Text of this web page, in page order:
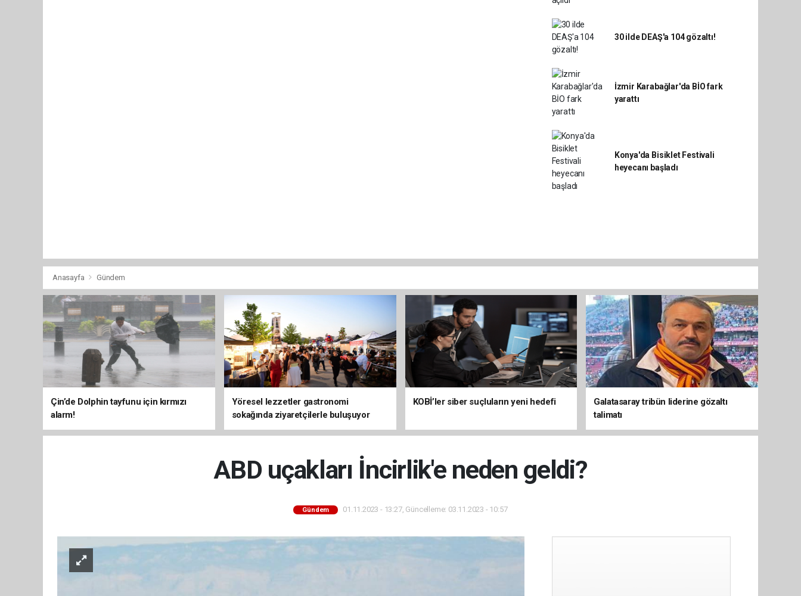
30 ilde DEAŞ'a 104 gözaltı!
İzmir Karabağlar'da BİO fark
yarattı
Konya'da Bisiklet Festivali
heyecanı başladı
Anasayfa Gündem
Çin’de Dolphin tayfunu için kırmızı
alarm!
Yöresel lezzetler gastronomi
sokağında ziyaretçilerle buluşuyor
KOBİ’ler siber suçluların yeni hedefi
Galatasaray tribün liderine gözaltı
talimatı
ABD uçakları İncirlik'e neden geldi?
Gündem 01.11.2023 - 13:27, Güncelleme: 03.11.2023 - 10:57